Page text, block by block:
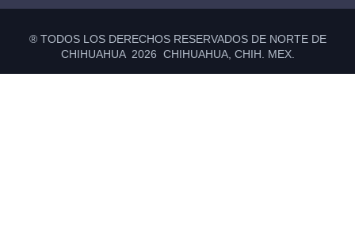
® TODOS LOS DERECHOS RESERVADOS DE NORTE DE
CHIHUAHUA 2026 CHIHUAHUA, CHIH. MEX.